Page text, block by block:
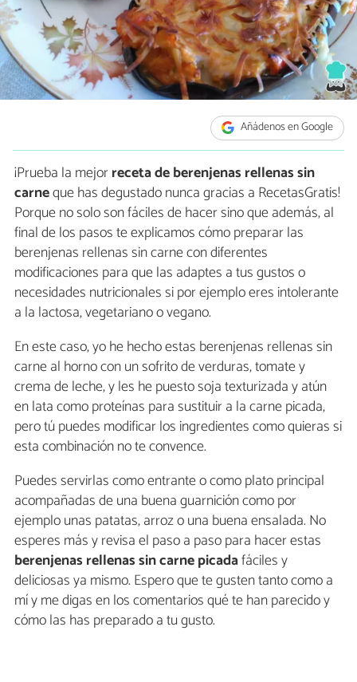
Añádenos en Google
¡Prueba la mejorreceta de berenjenas rellenas sin
carneque has degustado nunca gracias a RecetasGratis!
Porque no solo son fáciles de hacer sino que además, al
final de los pasos te explicamos cómo preparar las
berenjenas rellenas sin carne con diferentes
modificaciones para que las adaptes a tus gustos o
necesidades nutricionales si por ejemplo eres intolerante
a la lactosa, vegetariano o vegano.
En este caso, yo he hecho estas berenjenas rellenas sin
carne al horno con un sofrito de verduras, tomate y
crema de leche, y les he puesto soja texturizada y atún
en lata como proteínas para sustituir a la carne picada,
pero tú puedes modificar los ingredientes como quieras si
esta combinación no te convence.
Puedes servirlas como entrante o como plato principal
acompañadas de una buena guarnición como por
ejemplo unas patatas, arroz o una buena ensalada. No
esperes más y revisa el paso a paso para hacer estas
berenjenas rellenas sin carne picadafáciles y
deliciosas ya mismo. Espero que te gusten tanto como a
mí y me digas en los comentarios qué te han parecido y
cómo las has preparado a tu gusto.